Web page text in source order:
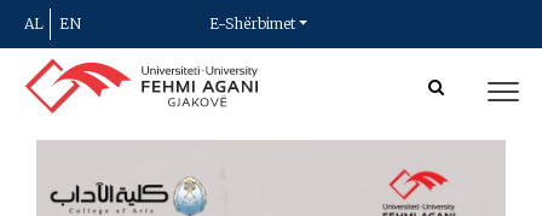
AL EN E-Shërbimet